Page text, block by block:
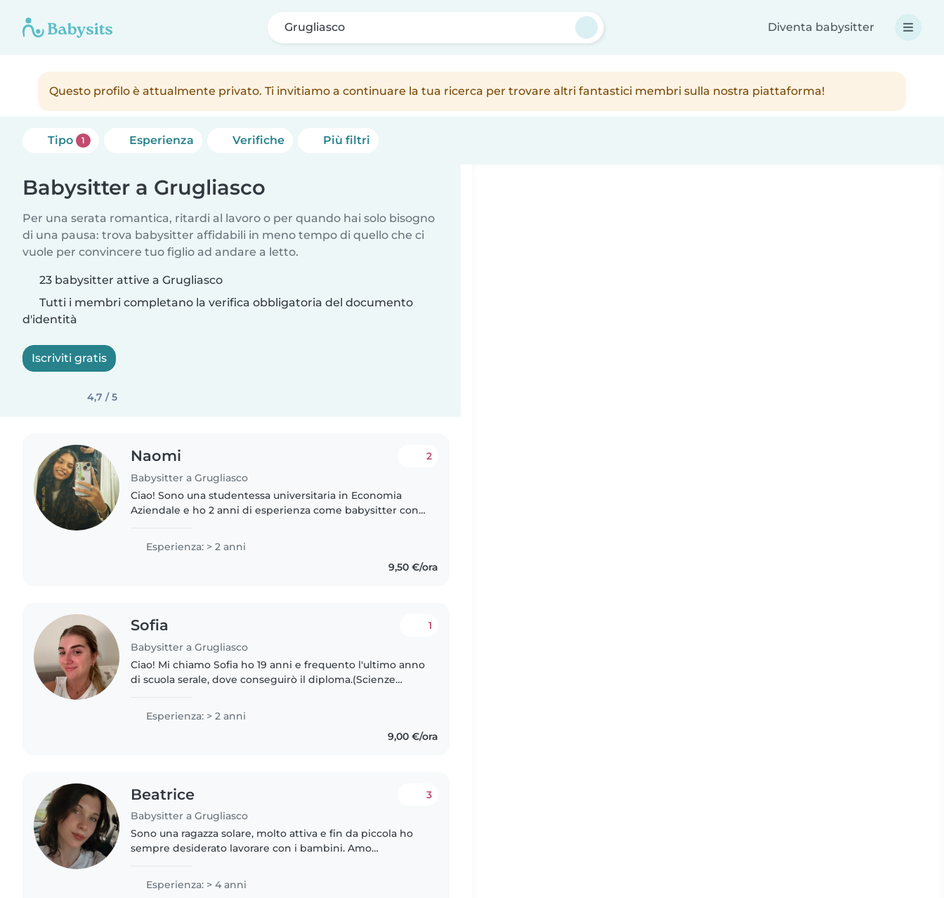
Grugliasco Diventa babysitter
Questo profilo è attualmente privato. Ti invitiamo a continuare la tua ricerca per trovare altri fantastici membri sulla nostra piattaforma!
Tipo 1 Esperienza Verifiche Più filtri
Babysitter a Grugliasco
Per una serata romantica, ritardi al lavoro o per quando hai solo bisogno
di una pausa: trova babysitter affidabili in meno tempo di quello che ci
vuole per convincere tuo figlio ad andare a letto.
23 babysitter attive a Grugliasco
Tutti i membri completano la verifica obbligatoria del documento
d'identità
Iscriviti gratis
4,7 / 5
Naomi
Babysitter a Grugliasco
2
Ciao! Sono una studentessa universitaria in Economia
Aziendale e ho 2 anni di esperienza come babysitter con
Adoro disegnare,..
Esperienza: > 2 anni
9,50 €/ora
Sofia
Babysitter a Grugliasco
1
Ciao! Mi chiamo Sofia ho 19 anni e frequento l'ultimo anno
di scuola serale, dove conseguirò il diploma.(Scienze
Esperienza: > 2 anni
9,00 €/ora
Beatrice
Babysitter a Grugliasco
3
Sono una ragazza solare, molto attiva e fin da piccola ho
sempre desiderato lavorare con i bambini. Amo
mondo spensierato..
Esperienza: > 4 anni